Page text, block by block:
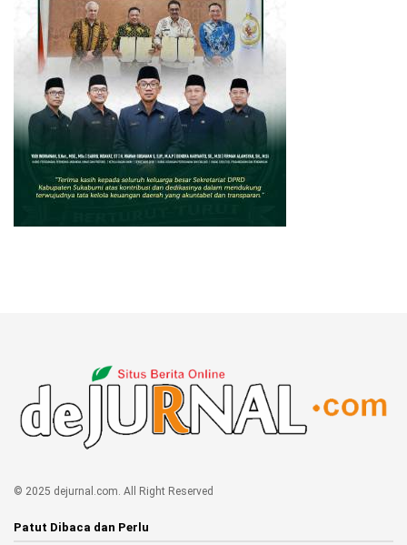
© 2025 dejurnal.com. All Right Reserved
Patut Dibaca dan Perlu